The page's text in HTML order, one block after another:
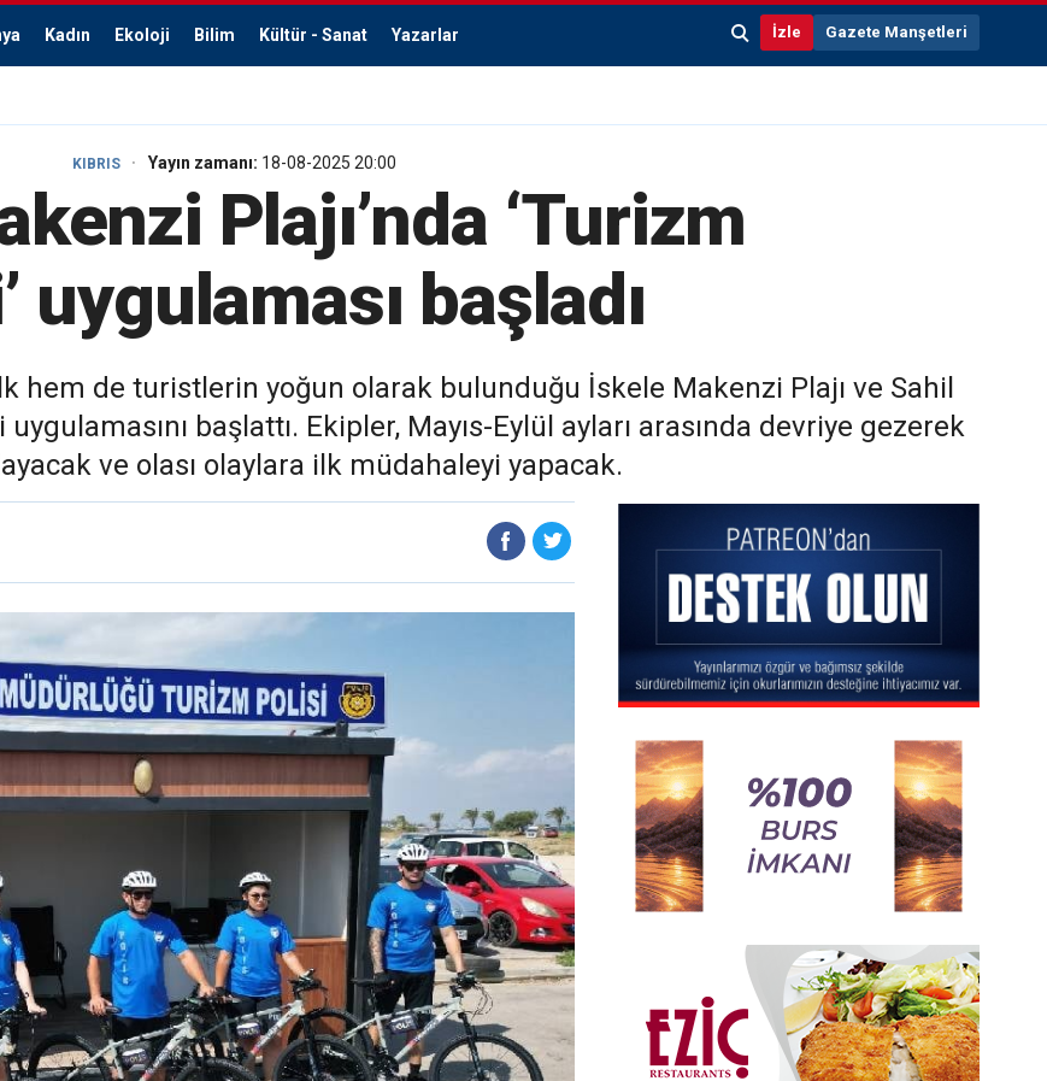
Kadın Ekoloji Bilim Kültür - Sanat Yazarlar İzle Gazete Manşetleri
KIBRIS Yayın zamanı: 18-08-2025 20:00
Plajı’nda ‘Turizm
uygulaması başladı
hem de turistlerin yoğun olarak bulunduğu İskele Makenzi Plajı ve Sahil
başlattı. Ekipler, Mayıs-Eylül ayları arasında devriye gezerek
ve olası olaylara ilk müdahaleyi yapacak.